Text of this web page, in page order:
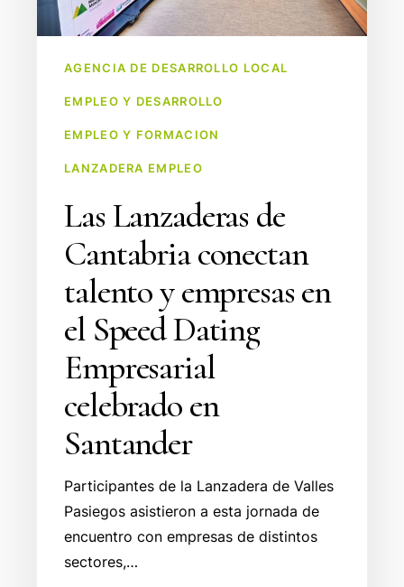
empresas
Dating
Empresarial
Santander
AGENCIA DE DESARROLLO LOCAL
EMPLEO Y DESARROLLO
EMPLEO Y FORMACION
LANZADERA EMPLEO
Las Lanzaderas de
Cantabria conectan
talento y empresas en
el Speed Dating
Empresarial
celebrado en
Santander
Participantes de la Lanzadera de Valles
Pasiegos asistieron a esta jornada de
encuentro con empresas de distintos
sectores,…